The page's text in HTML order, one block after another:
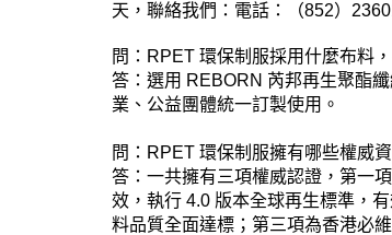
天， 聯絡我們： 電話：（852）
問：RPET 環保制服採用什麼布料
答：選用 REBORN 芮邦再生聚酯
業、公益團體統一訂製使用。
問：RPET 環保制服擁有哪些權威
答：一共擁有三項權威認證，第一
效，執行 4.0 版本全球再生標準，
料品質全面達標；第三項為香港必